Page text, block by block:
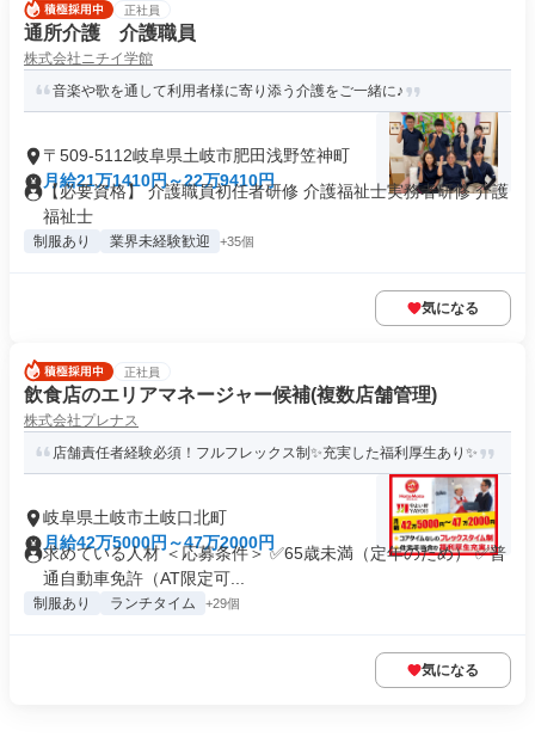
正社員
通所介護 介護職員
株式会社ニチイ学館
音楽や歌を通して利用者様に寄り添う介護をご一緒に♪
〒509-5112岐阜県土岐市肥田浅野笠神町
月給21万1410円～22万9410円
【必要資格】 介護職員初任者研修 介護福祉士実務者研修 介護
福祉士
制服あり 業界未経験歓迎 +35個
気になる
正社員
飲食店のエリアマネージャー候補(複数店舗管理)
株式会社プレナス
店舗責任者経験必須！フルフレックス制✨充実した福利厚生あり✨
岐阜県土岐市土岐口北町
月給42万5000円～47万2000円
求めている人材 ＜応募条件＞ ✅65歳未満（定年のため） ✅普
通自動車免許（AT限定可...
制服あり ランチタイム +29個
気になる